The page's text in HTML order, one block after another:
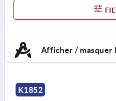
Afficher / masquer
K1852